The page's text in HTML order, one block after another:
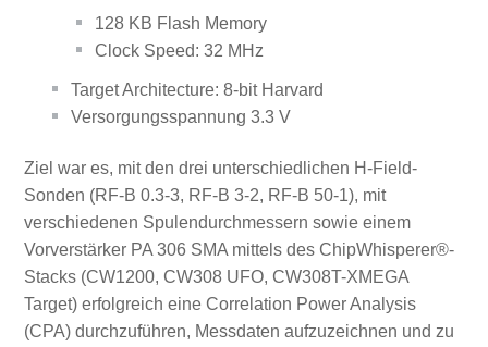
128 KB Flash Memory
Clock Speed: 32 MHz
Target Architecture: 8-bit Harvard
Versorgungsspannung 3.3 V
Ziel war es, mit den drei unterschiedlichen H-Field-
Sonden (RF-B 0.3-3, RF-B 3-2, RF-B 50-1), mit
verschiedenen Spulendurchmessern sowie einem
Vorverstärker PA 306 SMA mittels des ChipWhisperer®-
Stacks (CW1200, CW308 UFO, CW308T-XMEGA
Target) erfolgreich eine Correlation Power Analysis
(CPA) durchzuführen, Messdaten aufzuzeichnen und zu